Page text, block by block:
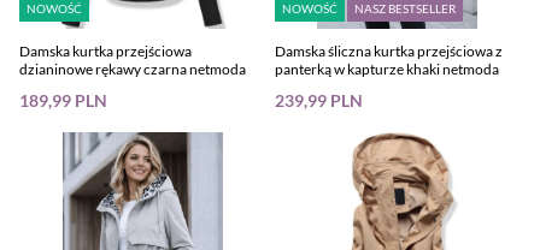
NOWOŚĆ
Damska kurtka przejściowa
dzianinowe rękawy czarna netmoda
189,99 PLN
NOWOŚĆ NASZ BESTSELLER
Damska śliczna kurtka przejściowa z
panterką w kapturze khaki netmoda
239,99 PLN